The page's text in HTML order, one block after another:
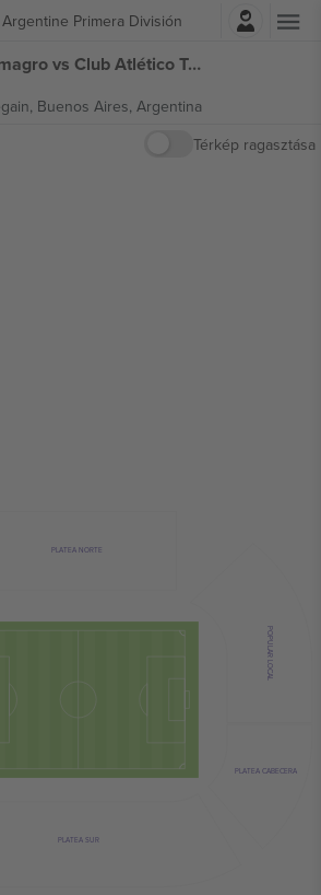
Argentine Primera División
Belépés
San Lorenzo de Almagro vs Club Atlético Talleres Argentine Primera División jegyek
Buenos Aires, Argentina
Térkép ragasztása
PLATEA NORTE
PLATEA SUR
PLATEA CABECERA
POPULAR LOCAL